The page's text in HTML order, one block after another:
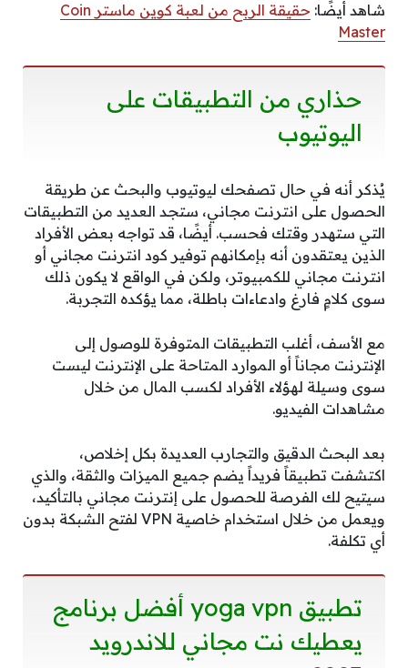
شاهد أيضًا:
حقيقة الربح من لعبة كوين ماستر Coin
Master
حذاري من التطبيقات على
اليوتيوب
يُذكر أنه في حال تصفحك ليوتيوب والبحث عن طريقة
الحصول على انترنت مجاني، ستجد العديد من التطبيقات
التي ستهدر وقتك فحسب. أيضًا، قد تواجه بعض الأفراد
الذين يعتقدون أنه بإمكانهم توفير كود انترنت مجاني أو
انترنت مجاني للكمبيوتر، ولكن في الواقع لا يكون ذلك
سوى كلامٍ فارغ وادعاءات باطلة، مما يؤكده التجربة.
مع الأسف، أغلب التطبيقات المتوفرة للوصول إلى
الإنترنت مجاناً أو الموارد المتاحة على الإنترنت ليست
سوى وسيلة لهؤلاء الأفراد لكسب المال من خلال
مشاهدات الفيديو.
بعد البحث الدقيق والتجارب العديدة بكل إخلاص،
اكتشفت تطبيقاً فريداً يضم جميع الميزات والثقة، والذي
سيتيح لك الفرصة للحصول على إنترنت مجاني بالتأكيد،
ويعمل من خلال استخدام خاصية VPN لفتح الشبكة بدون
أي تكلفة.
تطبيق yoga vpn أفضل برنامج
يعطيك نت مجاني للاندرويد